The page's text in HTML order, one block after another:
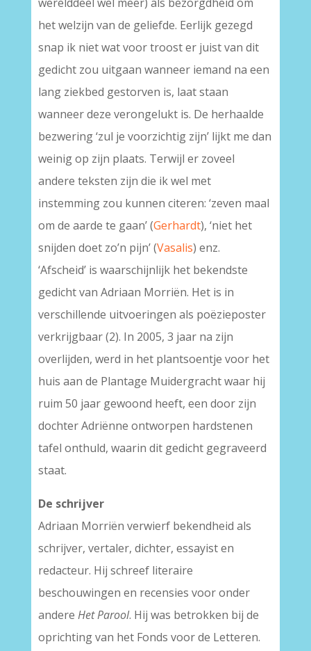
werelddeel wel meer) als bezorgdheid om
het welzijn van de geliefde. Eerlijk gezegd
snap ik niet wat voor troost er juist van dit
gedicht zou uitgaan wanneer iemand na een
lang ziekbed gestorven is, laat staan
wanneer deze verongelukt is. De herhaalde
bezwering ‘zul je voorzichtig zijn’ lijkt me dan
weinig op zijn plaats. Terwijl er zoveel
andere teksten zijn die ik wel met
instemming zou kunnen citeren: ‘zeven maal
om de aarde te gaan’ (Gerhardt), ‘niet het
snijden doet zo’n pijn’ (Vasalis) enz.
‘Afscheid’ is waarschijnlijk het bekendste
gedicht van Adriaan Morriën. Het is in
verschillende uitvoeringen als poëzieposter
verkrijgbaar (2). In 2005, 3 jaar na zijn
overlijden, werd in het plantsoentje voor het
huis aan de Plantage Muidergracht waar hij
ruim 50 jaar gewoond heeft, een door zijn
dochter Adriënne ontworpen hardstenen
tafel onthuld, waarin dit gedicht gegraveerd
staat.
De schrijver
Adriaan Morriën verwierf bekendheid als
schrijver, vertaler, dichter, essayist en
redacteur. Hij schreef literaire
beschouwingen en recensies voor onder
andere Het Parool. Hij was betrokken bij de
oprichting van het Fonds voor de Letteren.